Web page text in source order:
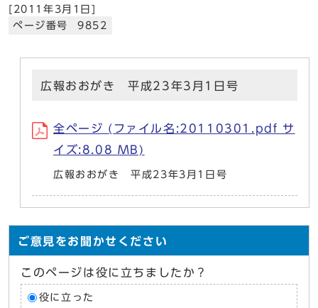
[ 2011年3月1日]
ページ番号 9852
広報おおがき 平成23年3月1日号
全ページ (ファイル名:20110301.pdf サ
イズ:8.08 MB)
広報おおがき 平成23年3月1日号
ご意見をお聞かせください
このページは役に立ちましたか？
役に立った